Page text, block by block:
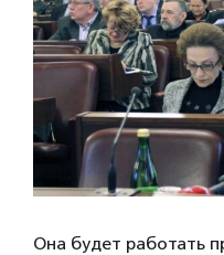
Она будет работать